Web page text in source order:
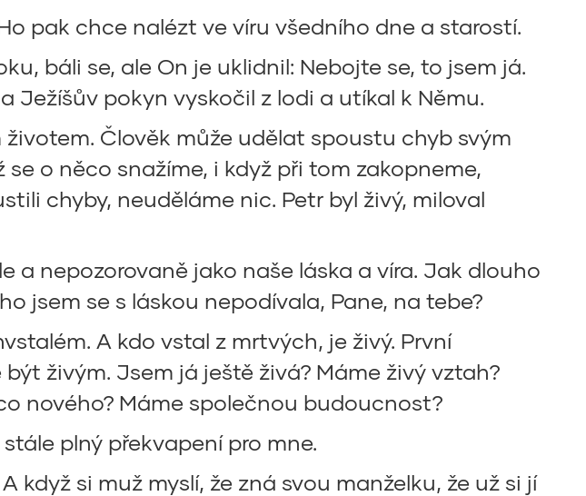
pak chce nalézt ve víru všedního dne a starostí.
báli se, ale On je uklidnil: Nebojte se, to jsem já.
Ježíšův pokyn vyskočil z lodi a utíkal k Němu.
Člověk může udělat spoustu chyb svým
o něco snažíme, i když při tom zakopneme,
chyby, neuděláme nic. Petr byl živý, miloval
a nepozorovaně jako naše láska a víra. Jak dlouho
jsem se s láskou nepodívala, Pane, na tebe?
A kdo vstal z mrtvých, je živý. První
živým. Jsem já ještě živá? Máme živý vztah?
nového? Máme společnou budoucnost?
plný překvapení pro mne.
když si muž myslí, že zná svou manželku, že už si jí